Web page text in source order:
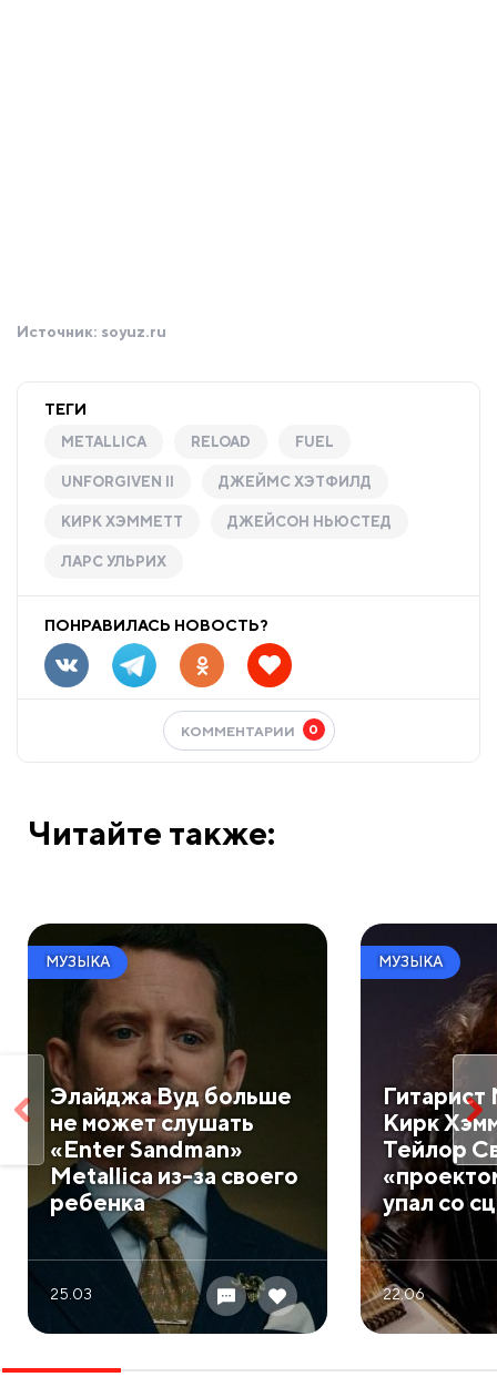
Источник: soyuz.ru
ТЕГИ
METALLICA RELOAD FUEL
UNFORGIVEN II ДЖЕЙМС ХЭТФИЛД
КИРК ХЭММЕТТ ДЖЕЙСОН НЬЮСТЕД
ЛАРС УЛЬРИХ
ПОНРАВИЛАСЬ НОВОСТЬ?
КОММЕНТАРИИ 0
Читайте также:
МУЗЫКА
Элайджа Вуд больше
не может слушать
«Enter Sandman»
Metallica из-за своего
ребенка
25.03
МУЗЫКА
Кирк
Тейлор
упал со
22.06